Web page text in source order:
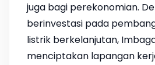
juga bagi perekonomian.
berinvestasi pada
listrik berkelanjutan,
menciptakan lapangan